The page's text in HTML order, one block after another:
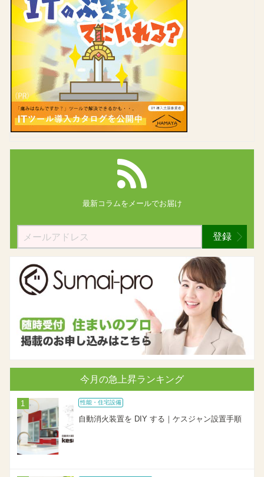
最新コラムを メールでお届け
登録
今月の急上昇ランキング
性能・住宅設備
自動消火装置を DIY する｜ケスジャン設置手順